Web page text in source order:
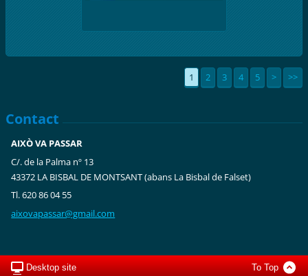
1 2 3 4 5 > >>
Contact
AIXÒ VA PASSAR
C/. de la Palma nº 13
43372 LA BISBAL DE MONTSANT (abans La Bisbal de Falset)
Tl. 620 86 04 55
aixovapassar@gmail.com
Desktop site To Top